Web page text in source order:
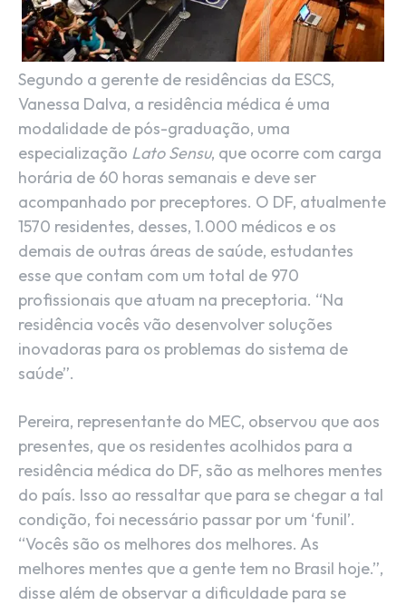
Segundo a gerente de residências da ESCS,
Vanessa Dalva, a residência médica é uma
modalidade de pós-graduação, uma
especialização Lato Sensu, que ocorre com carga
horária de 60 horas semanais e deve ser
acompanhado por preceptores. O DF, atualmente
1570 residentes, desses, 1.000 médicos e os
demais de outras áreas de saúde, estudantes
esse que contam com um total de 970
profissionais que atuam na preceptoria. “Na
residência vocês vão desenvolver soluções
inovadoras para os problemas do sistema de
saúde”.
Pereira, representante do MEC, observou que aos
presentes, que os residentes acolhidos para a
residência médica do DF, são as melhores mentes
do país. Isso ao ressaltar que para se chegar a tal
condição, foi necessário passar por um ‘funil’.
“Vocês são os melhores dos melhores. As
melhores mentes que a gente tem no Brasil hoje.”,
disse além de observar a dificuldade para se